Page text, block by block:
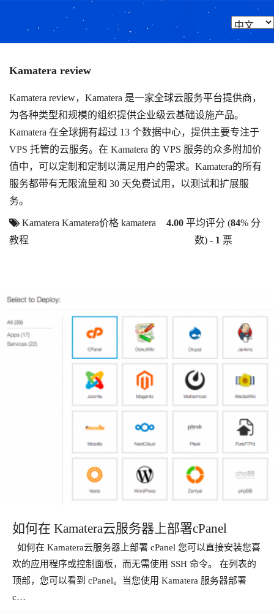
Kamatera review
Kamatera review，Kamatera 是一家全球云服务平台提供商，
为各种类型和规模的组织提供企业级云基础设施产品。
Kamatera 在全球拥有超过 13 个数据中心，提供主要专注于
VPS 托管的云服务。在 Kamatera 的 VPS 服务的众多附加价
值中，可以定制和定制以满足用户的需求。Kamatera的所有
服务都带有无限流量和 30 天免费试用，以测试和扩展服
务。
Kamatera Kamatera价格 kamatera
教程
4.00 平均评分 (84% 分
数) - 1 票
如何在 Kamatera云服务器上部署cPanel
如何在 Kamatera云服务器上部署 cPanel 您可以直接安装您喜
欢的应用程序或控制面板，而无需使用 SSH 命令。 在列表的
顶部，您可以看到 cPanel。当您使用 Kamatera 服务器部署
c…